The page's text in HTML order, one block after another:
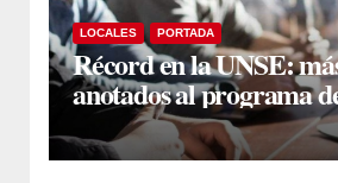
LOCALES PORTADA
Récord en la UNSE:
anotados al programa
sin secundario